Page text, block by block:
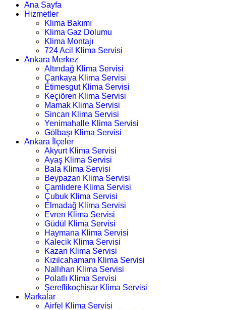
Ana Sayfa
Hizmetler
Klima Bakımı
Klima Gaz Dolumu
Klima Montajı
724 Acil Klima Servisi
Ankara Merkez
Altındağ Klima Servisi
Çankaya Klima Servisi
Etimesgut Klima Servisi
Keçiören Klima Servisi
Mamak Klima Servisi
Sincan Klima Servisi
Yenimahalle Klima Servisi
Gölbaşı Klima Servisi
Ankara İlçeler
Akyurt Klima Servisi
Ayaş Klima Servisi
Bala Klima Servisi
Beypazarı Klima Servisi
Çamlıdere Klima Servisi
Çubuk Klima Servisi
Elmadağ Klima Servisi
Evren Klima Servisi
Güdül Klima Servisi
Haymana Klima Servisi
Kalecik Klima Servisi
Kazan Klima Servisi
Kızılcahamam Klima Servisi
Nallıhan Klima Servisi
Polatlı Klima Servisi
Şereflikoçhisar Klima Servisi
Markalar
Airfel Klima Servisi